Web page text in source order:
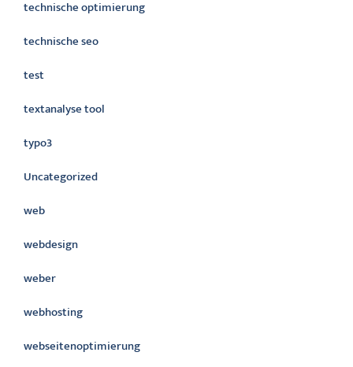
technische optimierung
technische seo
test
textanalyse tool
typo3
Uncategorized
web
webdesign
weber
webhosting
webseitenoptimierung